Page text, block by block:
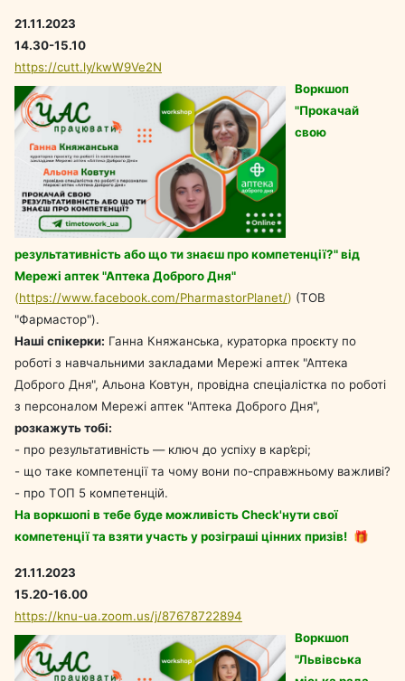
21.11.2023
14.30-15.10
https://cutt.ly/kwW9Ve2N
Воркшоп
"Прокачай
свою
результативність або що ти знаєш про компетенції?" від
Мережі аптек "Аптека Доброго Дня"
(https://www.facebook.com/PharmastorPlanet/) (ТОВ
"Фармастор").
Наші спікерки: Ганна Княжанська, кураторка проєкту по
роботі з навчальними закладами Мережі аптек "Аптека
Доброго Дня", Альона Ковтун, провідна спеціалістка по роботі
з персоналом Мережі аптек "Аптека Доброго Дня",
розкажуть тобі:
- про результативність — ключ до успіху в кар’єрі;
- що таке компетенції та чому вони по-справжньому важливі?
- про ТОП 5 компетенцій.
На воркшопі в тебе буде можливість Check'нути свої
компетенції та взяти участь у розіграші цінних призів! 🎁
21.11.2023
15.20-16.00
https://knu-ua.zoom.us/j/87678722894
Воркшоп
"Львівська